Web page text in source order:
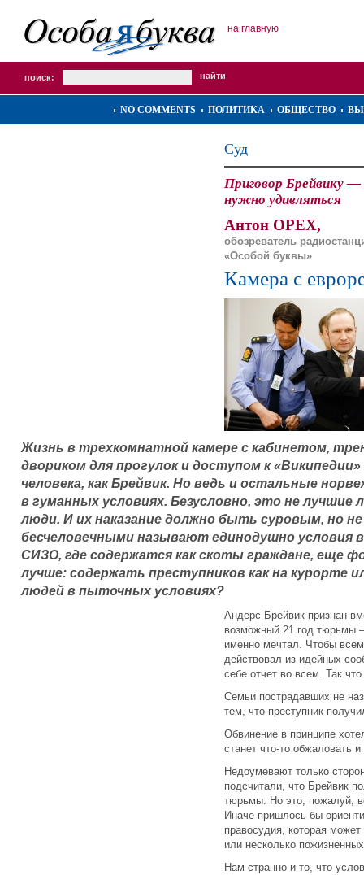
на главную
поиск:
NO COMMENTS ПОЛИТИКА ОБЩЕСТВО
Суд
Приговор Брейвику —
нужно удивляться
Антон ОРЕХ,
обозреватель
«Особой буквы»
Камера с
Жизнь в трехкомнатной камере с кабинетом,
двориком для прогулок и доступом к
человека, как Брейвик. Но ведь и остальные
в гуманных условиях. Безусловно, это не
люди. И их наказание должно быть суровым, но
бесчеловечными называют единодушно условия
СИЗО, где содержатся как скоты граждане, еще
лучше: содержать преступников как на курорте
людей в пыточных условиях?
Андерс Брейвик признан
возможный 21 год тюрьмы
именно мечтал. Чтобы
действовал из идейных
себе отчет во всем. Так
Семьи пострадавших не
тем, что преступник
Обвинение в принципе
станет что-то обжаловать
Недоумевают только
подсчитали, что Брейвик
тюрьмы. Но это, пожалуй,
Иначе пришлось бы
правосудия, которая
или несколько
Нам странно и то, что